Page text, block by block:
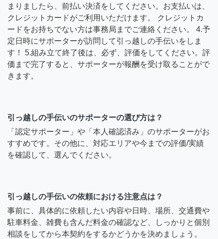
まりましたら、前払い決済をしてください。お支払いは、
クレジットカードがご利用いただけます。 クレジットカ
ードをお持ちでない方は事務局までご連絡ください。 4.予
定日時にサポーターが訪問して引っ越しの手伝いをしま
す！ 5.組み立て終了後は、必ず、評価をしてください。評
価まで完了すると、サポーターが報酬を受け取ることがで
きます。
引っ越しの手伝いのサポーターの選び方は？
「認定サポーター」や「本人確認済み」のサポーターがお
すすめです。その他に、対応エリアや今までの評価/実績
を確認して、選んでください。
引っ越しの手伝いの依頼における注意点は？
事前に、具体的に依頼したい内容や日時、場所、交通費や
駐車料金、雑費も含んだ料金の確認など、しっかりと個別
相談をしてから本契約をするかどうかを決めましょう。